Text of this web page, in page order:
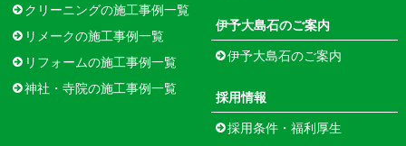
クリーニングの施工事例一覧
リメークの施工事例一覧
リフォームの施工事例一覧
神社・寺院の施工事例一覧
伊予大島石のご案内
伊予大島石のご案内
採用情報
採用条件・福利厚生